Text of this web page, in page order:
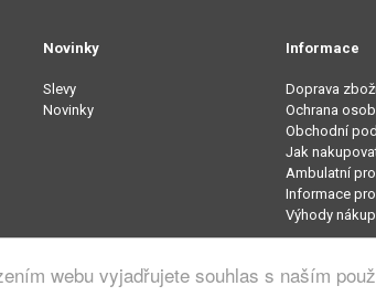
webu vyjadřujete souhlas s naším
Novinky
Slevy
Novinky
Informace
Doprava
Ochrana
Obchodní
Jak
Ambulatní
Informace
Výhody